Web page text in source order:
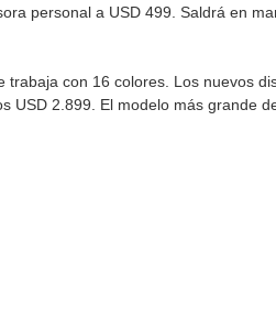
personal a USD 499. Saldrá en
con 16 colores. Los nuevos
USD 2.899. El modelo más grande